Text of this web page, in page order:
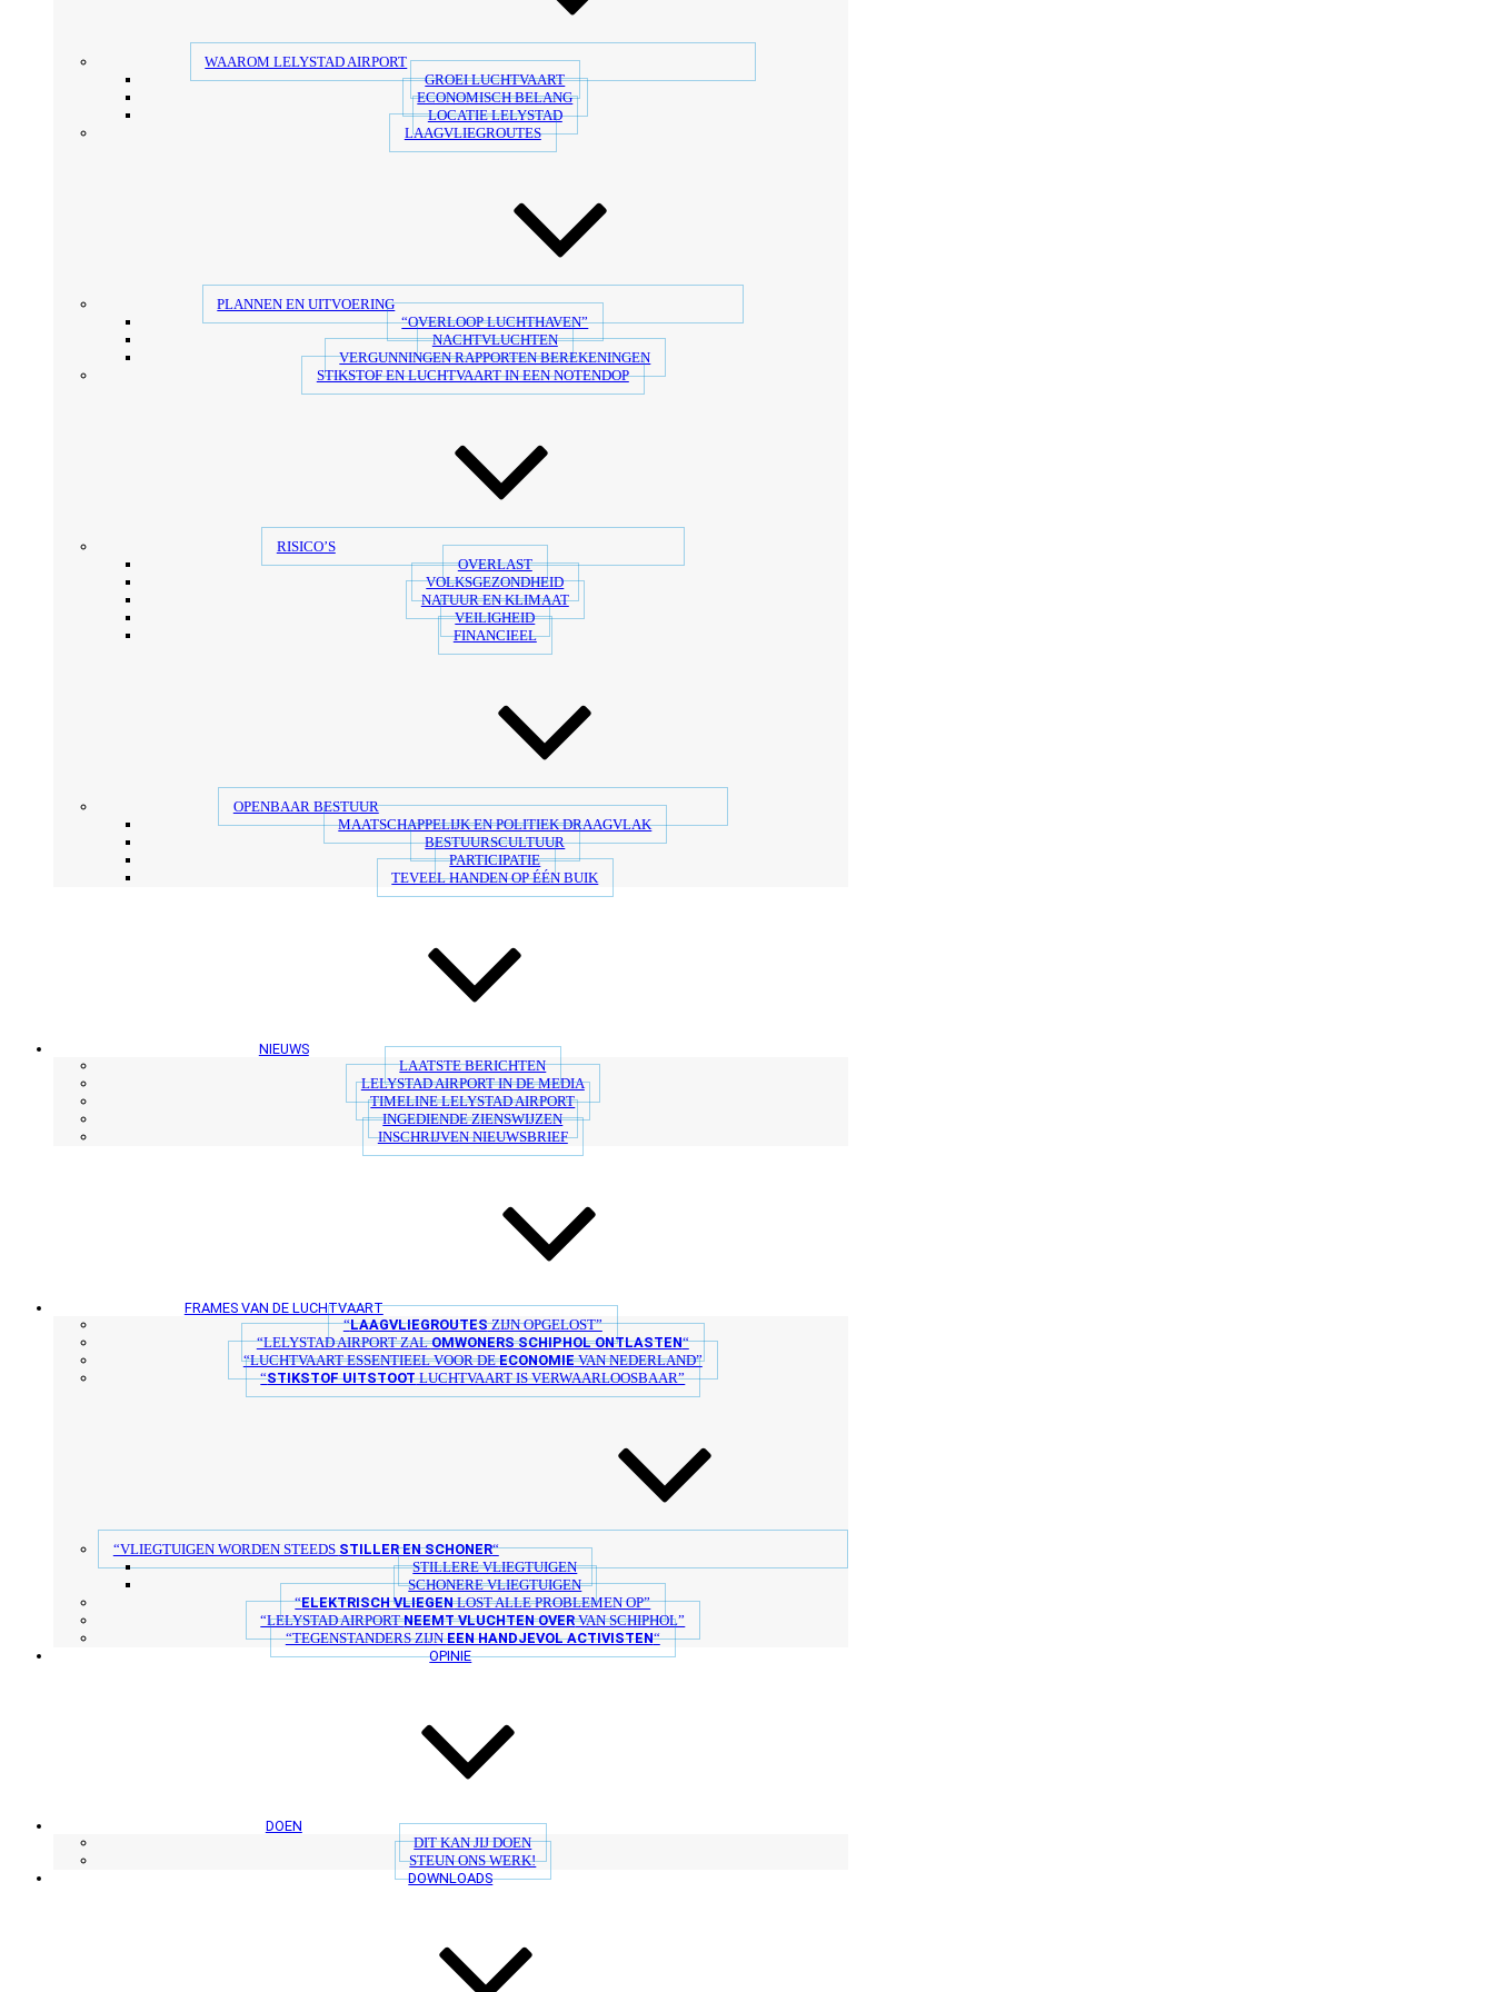
WAAROM LELYSTAD AIRPORT
GROEI LUCHTVAART
ECONOMISCH BELANG
LOCATIE LELYSTAD
LAAGVLIEGROUTES
PLANNEN EN UITVOERING
“OVERLOOP LUCHTHAVEN”
NACHTVLUCHTEN
VERGUNNINGEN RAPPORTEN BEREKENINGEN
STIKSTOF EN LUCHTVAART IN EEN NOTENDOP
RISICO’S
OVERLAST
VOLKSGEZONDHEID
NATUUR EN KLIMAAT
VEILIGHEID
FINANCIEEL
OPENBAAR BESTUUR
MAATSCHAPPELIJK EN POLITIEK DRAAGVLAK
BESTUURSCULTUUR
PARTICIPATIE
TEVEEL HANDEN OP ÉÉN BUIK
NIEUWS
LAATSTE BERICHTEN
LELYSTAD AIRPORT IN DE MEDIA
TIMELINE LELYSTAD AIRPORT
INGEDIENDE ZIENSWIJZEN
INSCHRIJVEN NIEUWSBRIEF
FRAMES VAN DE LUCHTVAART
“LAAGVLIEGROUTESZIJN OPGELOST”
“LELYSTAD AIRPORT ZALOMWONERS SCHIPHOL ONTLASTEN“
“LUCHTVAART ESSENTIEEL VOOR DEECONOMIEVAN NEDERLAND”
“STIKSTOF UITSTOOTLUCHTVAART IS VERWAARLOOSBAAR”
“VLIEGTUIGEN WORDEN STEEDS STILLER EN SCHONER“
STILLERE VLIEGTUIGEN
SCHONERE VLIEGTUIGEN
“ELEKTRISCH VLIEGENLOST ALLE PROBLEMEN OP”
“LELYSTAD AIRPORTNEEMT VLUCHTEN OVERVAN SCHIPHOL”
“TEGENSTANDERS ZIJNEEN HANDJEVOL ACTIVISTEN“
OPINIE
DOEN
DIT KAN JIJ DOEN
STEUN ONS WERK!
DOWNLOADS